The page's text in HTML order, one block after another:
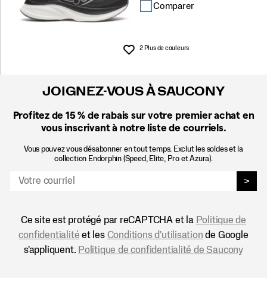
Liste de souhaits
Comparer
2 Plus de couleurs
JOIGNEZ-VOUS À SAUCONY
Profitez de 15 % de rabais sur votre premier achat en
vous inscrivant à notre liste de courriels.
Vous pouvez vous désabonner en tout temps. Exclut les soldes et la
collection Endorphin (Speed, Elite, Pro et Azura).
>
Ce site est protégé par reCAPTCHA et la Politique de
confidentialité et les Conditions d'utilisation de Google
s'appliquent. Politique de confidentialité de Saucony